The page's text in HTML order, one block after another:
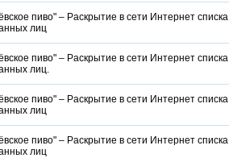
пиво" – Раскрытие в сети Интернет списка
лиц
пиво" – Раскрытие в сети Интернет списка
лиц.
пиво" – Раскрытие в сети Интернет списка
лиц
пиво" – Раскрытие в сети Интернет списка
лиц